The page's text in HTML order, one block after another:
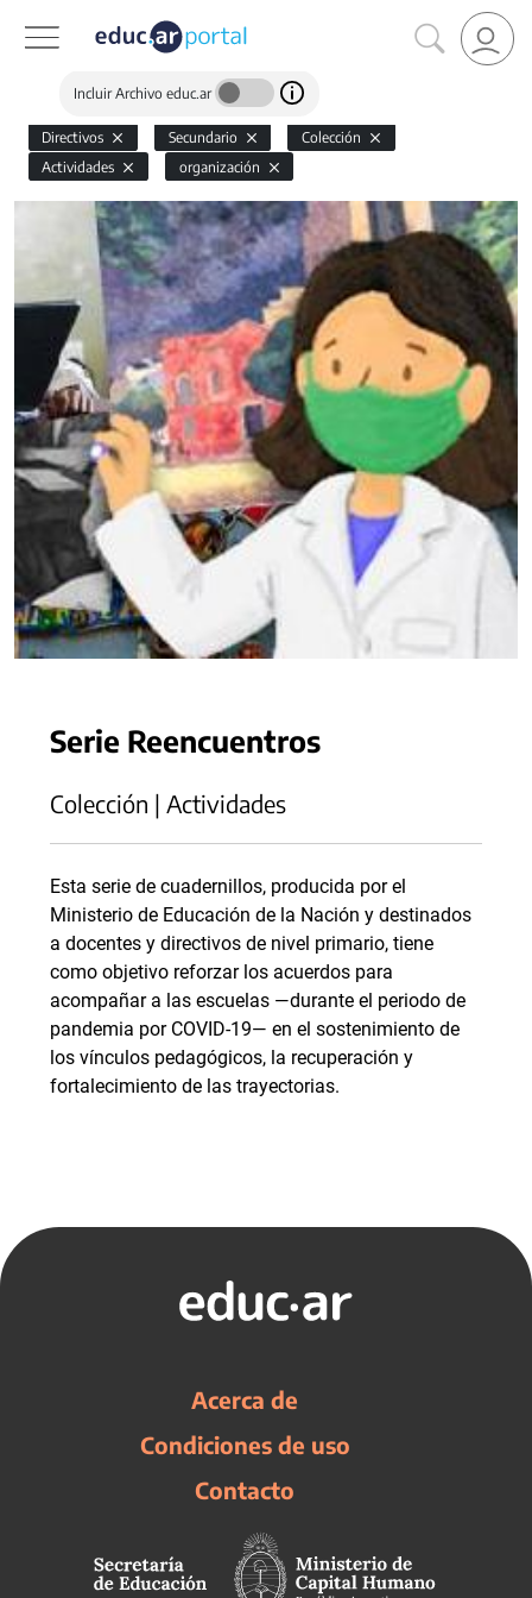
Incluir Archivo educ.ar
Directivos Secundario
Colección
Actividades
organización
Serie Reencuentros
Colección | Actividades
Esta serie de cuadernillos, producida por el
Ministerio de Educación de la Nación y destinados
a docentes y directivos de nivel primario, tiene
como objetivo reforzar los acuerdos para
acompañar a las escuelas —durante el periodo de
pandemia por COVID-19— en el sostenimiento de
los vínculos pedagógicos, la recuperación y
fortalecimiento de las trayectorias.
Acerca de
Condiciones de uso
Contacto